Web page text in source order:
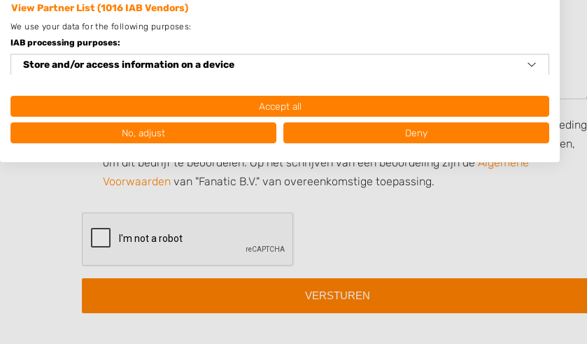
Hierbij bevestig ik dat de review is gebaseerd op mijn eigen ervaring en ik heb geen vergoeding
en/of andere giften, direct dan wel indirect, heb ontvangen van een persoon dan wel derden,
om dit bedrijf te beoordelen. Op het schrijven van een beoordeling zijn deAlgemene
Voorwaarden van "Fanatic B.V." van overeenkomstige toepassing.
View Partner List (1016 IAB Vendors)
We use your data for the following purposes:
IAB processing purposes:
Store and/or access information on a device
Create profiles for personalised advertising
Create profiles to personalise content
Measure advertising performance
Measure content performance
Understand audiences through statistics or combinations of data from different
Accept all
No, adjust Deny